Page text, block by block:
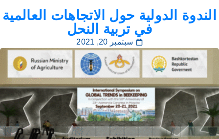
الندوة الدولية حول الاتجاهات العالمية
في تربية النحل
سبتمبر 20, 2021